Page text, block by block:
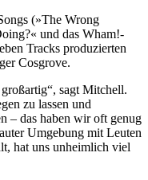
(»The Wrong
und das Wham!-
Tracks produzierten
Cosgrove.
sagt Mitchell.
zu lassen und
– das haben wir oft genug
Umgebung mit Leuten
hat uns unheimlich viel